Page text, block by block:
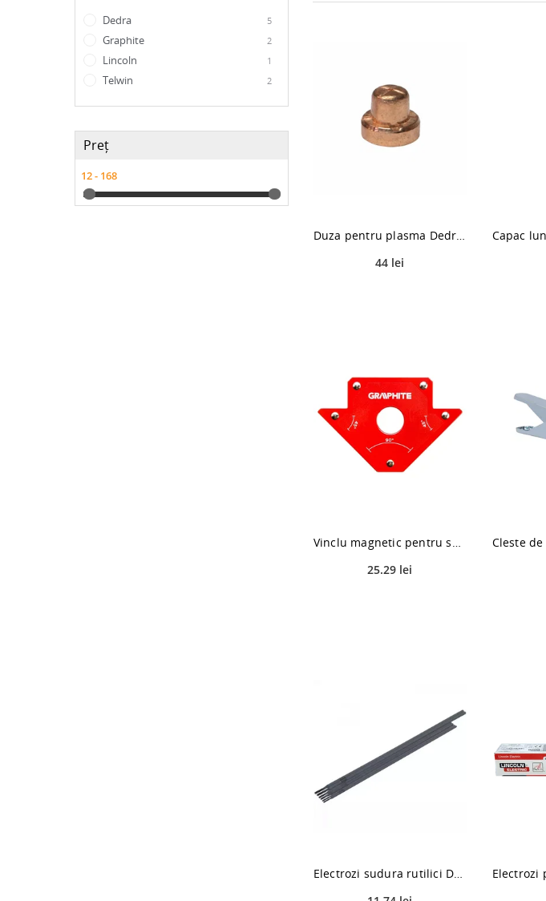
Dedra 5
Graphite 2
Lincoln 1
Telwin 2
Preț
Duza pentru plasma Dedra DESPI402, 10 buc/pachet
44 lei
Vinclu magnetic pentru sudara Graphite, 102 x 155 x 17 mm
25.29 lei
Electrozi sudura rutilici Dedra, 3.2 x 350 mm, 0.5kg